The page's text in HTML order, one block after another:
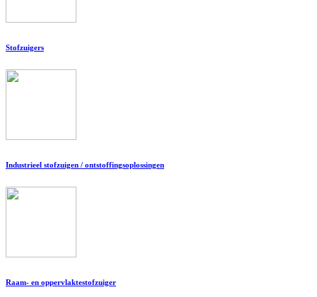
Stofzuigers
Industrieel stofzuigen / ontstoffingsoplossingen
Raam- en oppervlaktestofzuiger